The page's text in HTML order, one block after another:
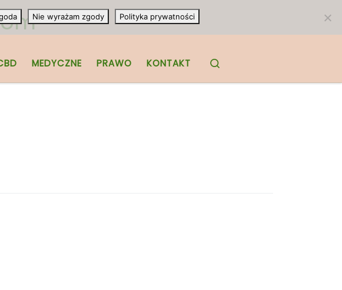
MEDYCZNE PRAWO KONTAKT
Nie wyrażam zgody Polityka prywatności